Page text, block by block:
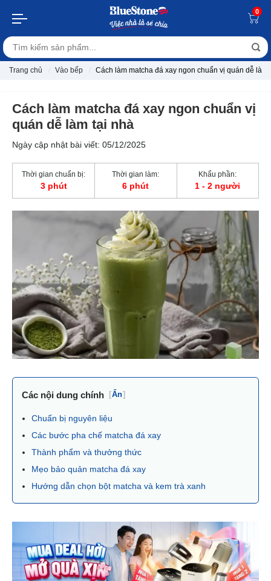
0
Trang chủ Vào bếp Cách làm matcha đá xay ngon chuẩn vị quán dễ làm
Cách làm matcha đá xay ngon chuẩn vị
quán dễ làm tại nhà
Ngày cập nhật bài viết: 05/12/2025
Thời gian chuẩn bị:
3 phút
Thời gian làm:
6 phút
Khẩu phần:
1 - 2 người
Các nội dung chính [Ẩn]
Chuẩn bị nguyên liệu
Các bước pha chế matcha đá xay
Thành phẩm và thưởng thức
Mẹo bảo quản matcha đá xay
Hướng dẫn chọn bột matcha và kem trà xanh